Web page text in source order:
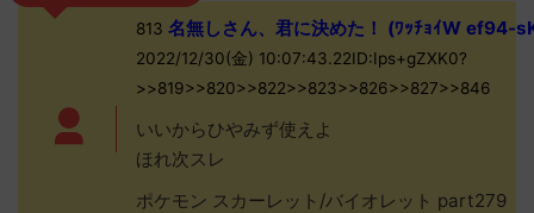
813 名無しさん、君に決めた！ (ﾜｯﾁｮｲW ef94-
2022/12/30(金) 10:07:43.22ID:Ips+gZXK0?
>>819>>820>>822>>823>>826>>827>>846
いいからひやみず使えよ
ほれ次スレ
ポケモン スカーレット/バイオレット part279